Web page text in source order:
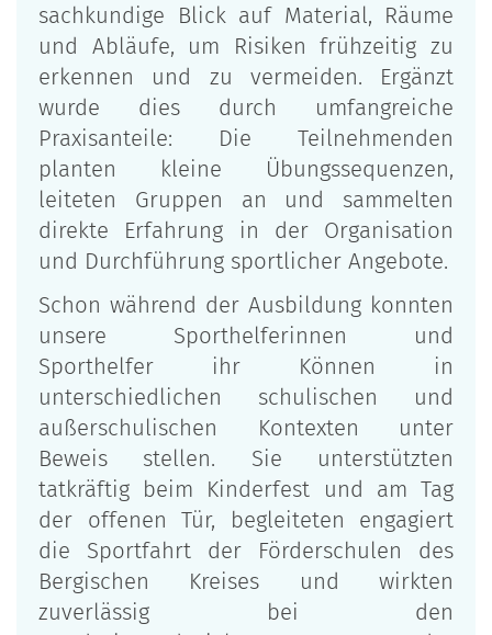
sachkundige Blick auf Material, Räume
und Abläufe, um Risiken frühzeitig zu
erkennen und zu vermeiden. Ergänzt
wurde dies durch umfangreiche
Praxisanteile: Die Teilnehmenden
planten kleine Übungssequenzen,
leiteten Gruppen an und sammelten
direkte Erfahrung in der Organisation
und Durchführung sportlicher Angebote.
Schon während der Ausbildung konnten
unsere Sporthelferinnen und
Sporthelfer ihr Können in
unterschiedlichen schulischen und
außerschulischen Kontexten unter
Beweis stellen. Sie unterstützten
tatkräftig beim Kinderfest und am Tag
der offenen Tür, begleiteten engagiert
die Sportfahrt der Förderschulen des
Bergischen Kreises und wirkten
zuverlässig bei den